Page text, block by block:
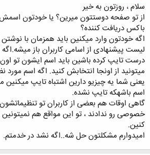
سلام ، روزتون به خیر
از تو صفحه دوستتون میرین؟ یا خودتون اسمش
باکس دریافت کننده؟
اگه خودتون وارد میکنین باید همزمان با
لیست پیشنهادی از اسامی کاربران باز
درست تایپ کرده باشین باید اسم ایشون تو
میتونید از اونجا انتخابش کنید. اگه اسم مورد
یعنی شما یه چیزیو دارین اشتباه تایپ میکنین
اسم باشهکه تایپ نشده.
گاهی اوقات هم بعضی از کاربران تو
خصوصی رو ندادند ، تو این مواقع هم نمیتونین
کنین.
امیدوارم مشکلتون حل شه..اگه نشد در خدمتم.